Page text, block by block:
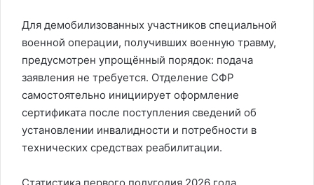
Для демобилизованных участников специальной
военной операции, получивших военную травму,
предусмотрен упрощённый порядок: подача
заявления не требуется. Отделение СФР
самостоятельно инициирует оформление
сертификата после поступления сведений об
установлении инвалидности и потребности в
технических средствах реабилитации.